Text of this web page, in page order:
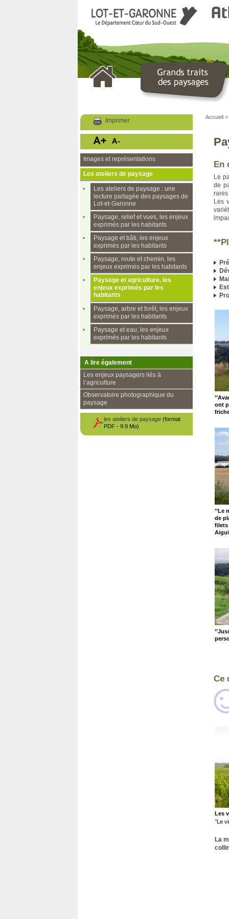
LOT ET GARONNE
Le Département
Imprimer
Images et représentations
Les ateliers de paysage
Les ateliers de paysage : une
lecture partagée des paysages de
Lot-et-Garonne
Paysage, relief et vues, les enjeux
exprimés par les habitants
Paysage et bâti, les enjeux
exprimés par les habitants
Paysage, route et chemin, les
enjeux exprimés par les habitants
Paysage et agriculture, les
enjeux exprimés par les
habitants
Paysage, arbre et forêt, les enjeux
exprimés par les habitants
Paysage et eau, les enjeux
exprimés par les habitants
A lire également
Les enjeux paysagers liés à
l’agriculture
Observatoire photographique du
paysage
les ateliers de paysage (format
PDF - 9.9 Mo)
Accueil >
En
Le
de
Les
ont
’’Le
de
filets
Ce
Les
’’Le
La